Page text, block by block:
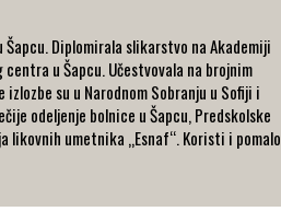
Diplomirala slikarstvo na Akademiji
u Šapcu. Učestvovala na brojnim
su u Narodnom Sobranju u Sofiji i
odeljenje bolnice u Šapcu, Predskolske
likovnih umetnika „Esnaf“. Koristi i pomalo